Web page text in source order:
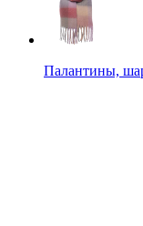
Палантины,